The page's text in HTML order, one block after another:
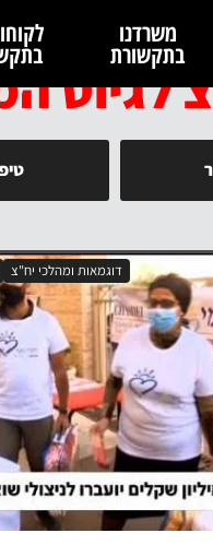
משרדנו
בתקשורת
לגיוס
דוגמאות ומהלכי יח"צ